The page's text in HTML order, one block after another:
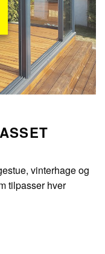
vinterhage og
tilpasser hver